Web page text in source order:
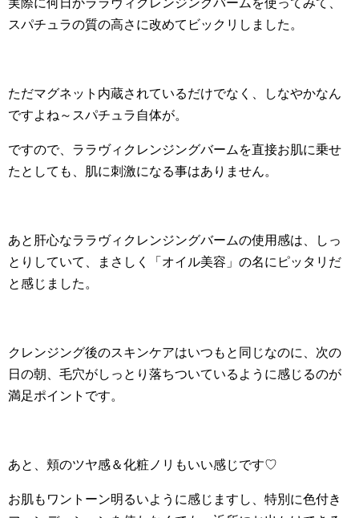
実際に何日かララヴィクレンジングバームを使ってみて、
スパチュラの質の高さに改めてビックリしました。
ただマグネット内蔵されているだけでなく、しなやかなん
ですよね～スパチュラ自体が。
ですので、ララヴィクレンジングバームを直接お肌に乗せ
たとしても、肌に刺激になる事はありません。
あと肝心なララヴィクレンジングバームの使用感は、しっ
とりしていて、まさしく「オイル美容」の名にピッタリだ
と感じました。
クレンジング後のスキンケアはいつもと同じなのに、次の
日の朝、毛穴がしっとり落ちついているように感じるのが
満足ポイントです。
あと、頬のツヤ感＆化粧ノリもいい感じです♡
お肌もワントーン明るいように感じますし、特別に色付き